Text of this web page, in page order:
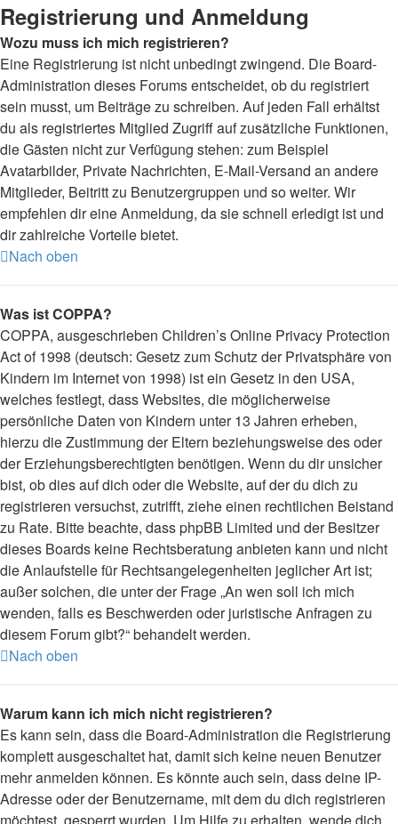
Registrierung und Anmeldung
Wozu muss ich mich registrieren?
Eine Registrierung ist nicht unbedingt zwingend. Die Board-
Administration dieses Forums entscheidet, ob du registriert
sein musst, um Beiträge zu schreiben. Auf jeden Fall erhältst
du als registriertes Mitglied Zugriff auf zusätzliche Funktionen,
die Gästen nicht zur Verfügung stehen: zum Beispiel
Avatarbilder, Private Nachrichten, E-Mail-Versand an andere
Mitglieder, Beitritt zu Benutzergruppen und so weiter. Wir
empfehlen dir eine Anmeldung, da sie schnell erledigt ist und
dir zahlreiche Vorteile bietet.
Nach oben
Was ist COPPA?
COPPA, ausgeschrieben Children’s Online Privacy Protection
Act of 1998 (deutsch: Gesetz zum Schutz der Privatsphäre von
Kindern im Internet von 1998) ist ein Gesetz in den USA,
welches festlegt, dass Websites, die möglicherweise
persönliche Daten von Kindern unter 13 Jahren erheben,
hierzu die Zustimmung der Eltern beziehungsweise des oder
der Erziehungsberechtigten benötigen. Wenn du dir unsicher
bist, ob dies auf dich oder die Website, auf der du dich zu
registrieren versuchst, zutrifft, ziehe einen rechtlichen Beistand
zu Rate. Bitte beachte, dass phpBB Limited und der Besitzer
dieses Boards keine Rechtsberatung anbieten kann und nicht
die Anlaufstelle für Rechtsangelegenheiten jeglicher Art ist;
außer solchen, die unter der Frage „An wen soll ich mich
wenden, falls es Beschwerden oder juristische Anfragen zu
diesem Forum gibt?“ behandelt werden.
Nach oben
Warum kann ich mich nicht registrieren?
Es kann sein, dass die Board-Administration die Registrierung
komplett ausgeschaltet hat, damit sich keine neuen Benutzer
mehr anmelden können. Es könnte auch sein, dass deine IP-
Adresse oder der Benutzername, mit dem du dich registrieren